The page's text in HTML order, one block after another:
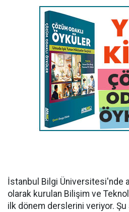
İstanbul Bilgi Üniversitesi'nde
olarak kurulan Bilişim ve
ilk dönem derslerini veriyor.